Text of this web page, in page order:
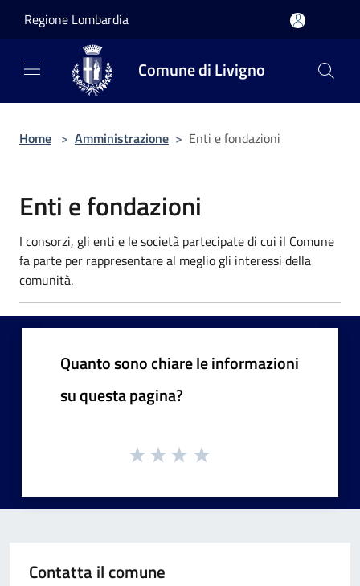
Regione Lombardia
Comune di Livigno
Home > Amministrazione > Enti e fondazioni
Enti e fondazioni
I consorzi, gli enti e le società partecipate di cui il Comune
fa parte per rappresentare al meglio gli interessi della
comunità.
Quanto sono chiare le informazioni
su questa pagina?
Contatta il comune